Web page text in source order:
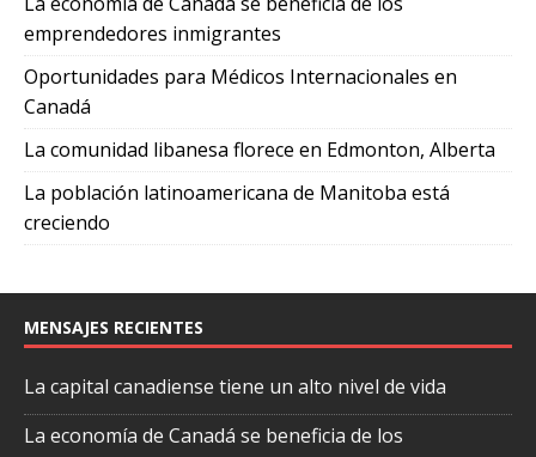
emprendedores inmigrantes
Oportunidades para Médicos Internacionales en
Canadá
La comunidad libanesa florece en Edmonton, Alberta
La población latinoamericana de Manitoba está
creciendo
MENSAJES RECIENTES
La capital canadiense tiene un alto nivel de vida
La economía de Canadá se beneficia de los